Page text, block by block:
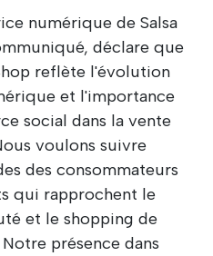
numérique de Salsa
déclare que
reflète l'évolution
et l'importance
social dans la vente
voulons suivre
des consommateurs
qui rapprochent le
et le shopping de
présence dans